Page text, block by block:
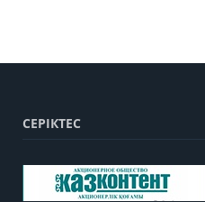
СЕРІКТЕС